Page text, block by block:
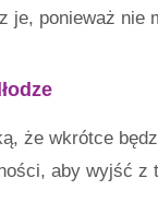
je, ponieważ nie
że wkrótce
aby wyjść z